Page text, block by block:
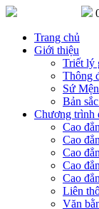
Trang chủ
Giới thiệu
Triết lý
Thông
Sứ
Bản
Chương trình
Cao
Cao
Cao
Cao
Cao
Liên
Văn